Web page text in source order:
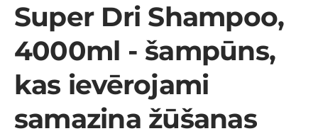
Super Dri Shampoo,
4000ml - šampūns,
kas ievērojami
samazina žūšanas